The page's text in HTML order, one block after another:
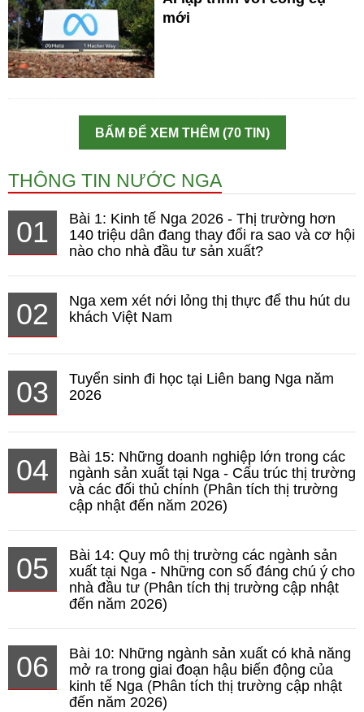
mới
BẤM ĐỂ XEM THÊM (70 TIN)
THÔNG TIN NƯỚC NGA
01
Bài 1: Kinh tế Nga 2026 - Thị trường hơn
140 triệu dân đang thay đổi ra sao và cơ hội
nào cho nhà đầu tư sản xuất?
02
Nga xem xét nới lỏng thị thực để thu hút du
khách Việt Nam
03
Tuyển sinh đi học tại Liên bang Nga năm
2026
04
Bài 15: Những doanh nghiệp lớn trong các
ngành sản xuất tại Nga - Cấu trúc thị trường
và các đối thủ chính (Phân tích thị trường
cập nhật đến năm 2026)
05
Bài 14: Quy mô thị trường các ngành sản
xuất tại Nga - Những con số đáng chú ý cho
nhà đầu tư (Phân tích thị trường cập nhật
đến năm 2026)
06
Bài 10: Những ngành sản xuất có khả năng
mở ra trong giai đoạn hậu biến động của
kinh tế Nga (Phân tích thị trường cập nhật
đến năm 2026)